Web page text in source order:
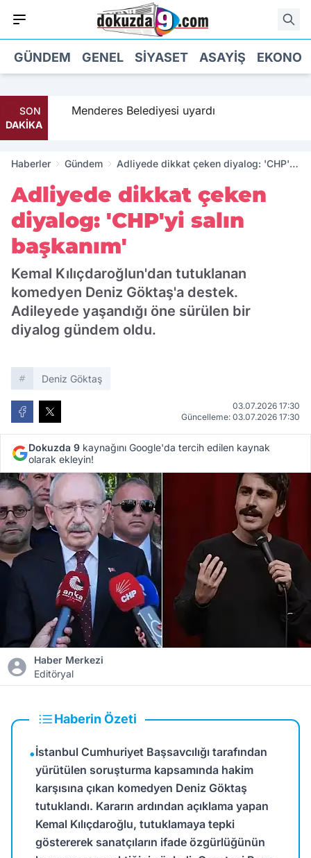
GÜNDEM GENEL SIYASET ASAYIŞ
SON
DAKİKA
geldi Menderes Belediyesi uyardı
Haberler Gündem
Adliyede dikkat çeken diyalog: 'CHP'yi
Adliyede dikkat çeken
diyalog: 'CHP'yi salın
başkanım'
Kemal Kılıçdaroğlun'dan tutuklanan
komedyen Deniz Göktaş'a destek.
Adileyede yaşandığı öne sürülen bir
diyalog gündem oldu.
Deniz Göktaş
03.07.2026 17:30
Güncelleme: 03.07.2026 17:30
Dokuzda 9 kaynağını Google'da tercih edilen kaynak
olarak ekleyin!
Haber Merkezi
Editöryal
Haberin Özeti
•İstanbul Cumhuriyet Başsavcılığı tarafından
yürütülen soruşturma kapsamında hakim
karşısına çıkan komedyen Deniz Göktaş
tutuklandı. Kararın ardından açıklama yapan
Kemal Kılıçdaroğlu, tutuklamaya tepki
göstererek sanatçıların ifade özgürlüğünün